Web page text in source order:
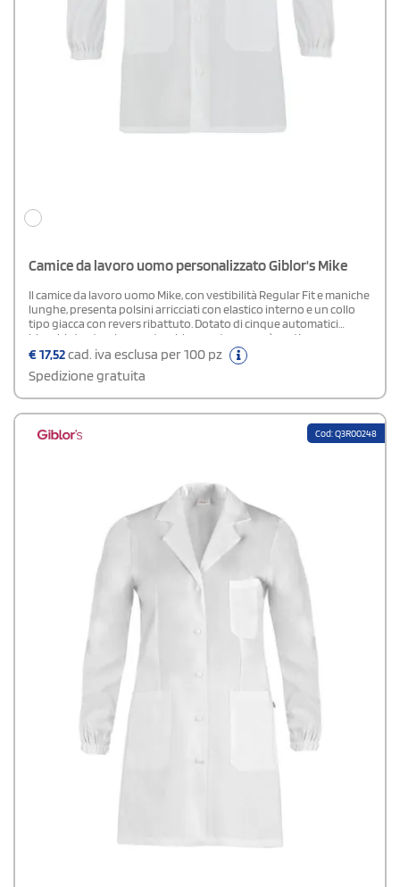
Camice da lavoro uomo personalizzato Giblor's Mike
Il camice da lavoro uomo Mike, con vestibilità Regular Fit e maniche
lunghe, presenta polsini arricciati con elastico interno e un collo
tipo giacca con revers ribattuto. Dotato di cinque automatici
bianchi, due tasche e un taschino portapenne, è pratico e
resistente. Disponibile anche nella versione femminile camice
€17,52cad. iva esclusa per 100 pz
Spedizione gratuita
Cod: Q3R00248